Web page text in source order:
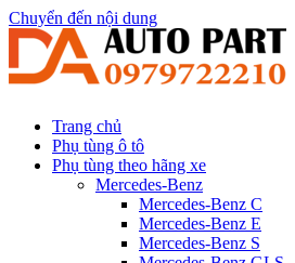
Chuyển đến nội dung
Trang chủ
Phụ tùng ô tô
Phụ tùng theo hãng xe
Mercedes-Benz
Mercedes-Benz C
Mercedes-Benz E
Mercedes-Benz S